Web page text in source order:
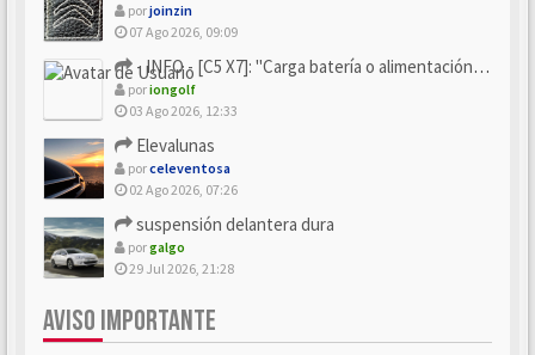
porjoinzin
07 Ago 2026, 09:09
- INFO - [C5 X7]: "Carga batería o alimentación eléctri...
poriongolf
03 Ago 2026, 12:33
Elevalunas
porceleventosa
02 Ago 2026, 07:26
suspensión delantera dura
porgalgo
29 Jul 2026, 21:28
AVISO IMPORTANTE